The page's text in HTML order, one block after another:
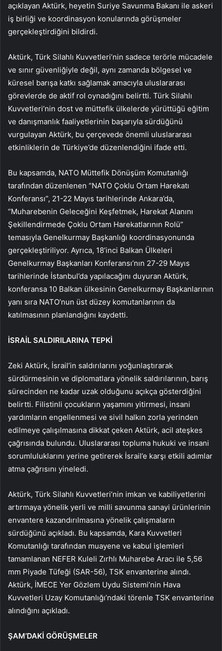
açıklayan Aktürk, heyetin Suriye Savunma Bakanı ile askeri
iş birliği ve koordinasyon konularında görüşmeler
gerçekleştirdiğini bildirdi.
Aktürk, Türk Silahlı Kuvvetleri’nin sadece terörle mücadele
ve sınır güvenliğiyle değil, aynı zamanda bölgesel ve
küresel barışa katkı sağlamak amacıyla uluslararası
görevlerde de aktif rol oynadığını belirtti. Türk Silahlı
Kuvvetleri’nin dost ve müttefik ülkelerde yürüttüğü eğitim
ve danışmanlık faaliyetlerinin başarıyla sürdüğünü
vurgulayan Aktürk, bu çerçevede önemli uluslararası
etkinliklerin de Türkiye’de düzenlendiğini ifade etti.
Bu kapsamda, NATO Müttefik Dönüşüm Komutanlığı
tarafından düzenlenen “NATO Çoklu Ortam Harekatı
Konferansı”, 21-22 Mayıs tarihlerinde Ankara’da,
“Muharebenin Geleceğini Keşfetmek, Harekat Alanını
Şekillendirmede Çoklu Ortam Harekatlarının Rolü”
temasıyla Genelkurmay Başkanlığı koordinasyonunda
gerçekleştiriliyor. Ayrıca, 18’inci Balkan Ülkeleri
Genelkurmay Başkanları Konferansı’nın 27-29 Mayıs
tarihlerinde İstanbul’da yapılacağını duyuran Aktürk,
konferansa 10 Balkan ülkesinin Genelkurmay Başkanlarının
yanı sıra NATO’nun üst düzey komutanlarının da
katılmasının planlandığını kaydetti.
İSRAİL SALDIRILARINA TEPKİ
Zeki Aktürk, İsrail’in saldırılarını yoğunlaştırarak
sürdürmesinin ve diplomatlara yönelik saldırılarının, barış
sürecinden ne kadar uzak olduğunu açıkça gösterdiğini
belirtti. Filistinli çocukların yaşamını yitirmesi, insani
yardımların engellenmesi ve sivil halkın zorla yerinden
edilmeye çalışılmasına dikkat çeken Aktürk, acil ateşkes
çağrısında bulundu. Uluslararası topluma hukuki ve insani
sorumluluklarını yerine getirerek İsrail’e karşı etkili adımlar
atma çağrısını yineledi.
Aktürk, Türk Silahlı Kuvvetleri’nin imkan ve kabiliyetlerini
artırmaya yönelik yerli ve milli savunma sanayi ürünlerinin
envantere kazandırılmasına yönelik çalışmaların
sürdüğünü açıkladı. Bu kapsamda, Kara Kuvvetleri
Komutanlığı tarafından muayene ve kabul işlemleri
tamamlanan NEFER Kuleli Zırhlı Muharebe Aracı ile 5,56
mm Piyade Tüfeği (SAR-56), TSK envanterine alındı.
Aktürk, İMECE Yer Gözlem Uydu Sistemi’nin Hava
Kuvvetleri Uzay Komutanlığı’ndaki törenle TSK envanterine
alındığını açıkladı.
ŞAM’DAKİ GÖRÜŞMELER